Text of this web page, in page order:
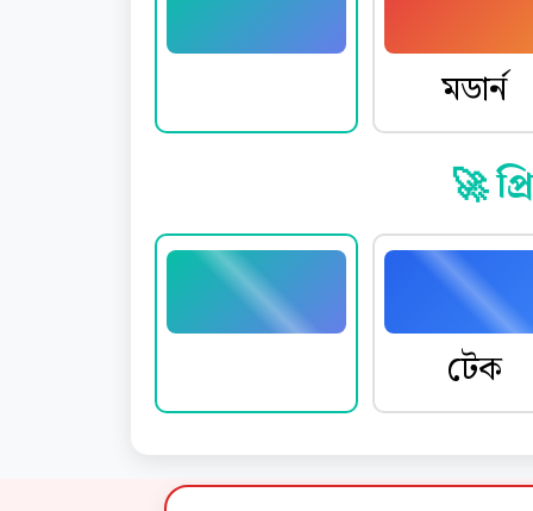
মডার্ন
🚀
টেক